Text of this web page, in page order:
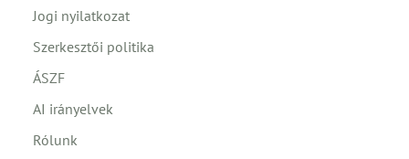
Jogi nyilatkozat
Szerkesztői politika
ÁSZF
AI irányelvek
Rólunk